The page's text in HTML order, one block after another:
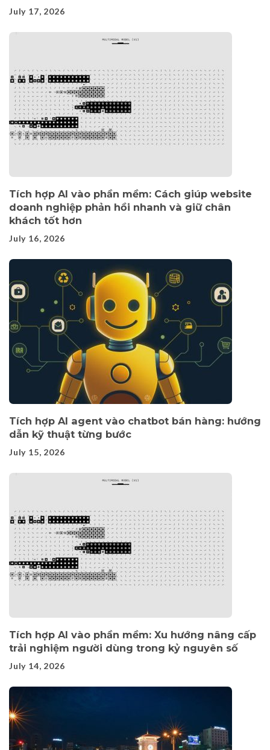
July 17, 2026
Tích hợp AI vào phần mềm: Cách giúp website
doanh nghiệp phản hồi nhanh và giữ chân
khách tốt hơn
July 16, 2026
Tích hợp AI agent vào chatbot bán hàng: hướng
dẫn kỹ thuật từng bước
July 15, 2026
Tích hợp AI vào phần mềm: Xu hướng nâng cấp
trải nghiệm người dùng trong kỷ nguyên số
July 14, 2026